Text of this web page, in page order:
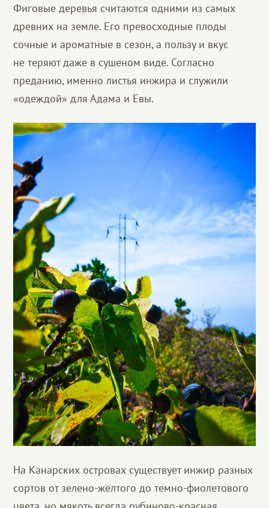
Фиговые деревья считаются одними из самых
древних на земле. Его превосходные плоды
сочные и ароматные в сезон, а пользу и вкус
не теряют даже в сушеном виде. Согласно
преданию, именно листья инжира и служили
«одеждой» для Адама и Евы.
На Канарских островах существует инжир разных
сортов от зелено-жёлтого до темно-фиолетового